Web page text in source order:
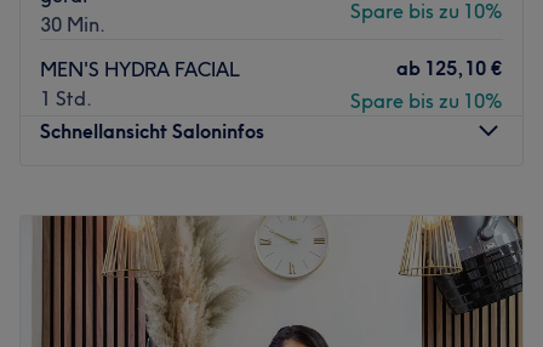
30 Min.
Spare bis zu 10%
MEN'S HYDRA FACIAL
1 Std.
ab 125,10 €
Spare bis zu 10%
Schnellansicht Saloninfos
Dienstag
10:00–18:00
Mittwoch
10:00–18:00
Donnerstag
18:00
15:00